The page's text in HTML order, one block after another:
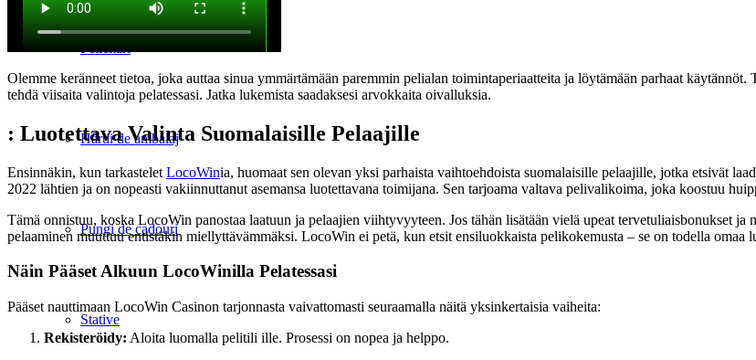
Felicitări
Hârtii de ambalaj
Pungi de cadouri
Stative
Olemme keränneet tietoa, joka auttaa sinua ymmärtämään paremmin pelialan toimintaperiaatteita ja löytämään parhaat
tehdä viisaita valintoja pelatessasi. Jatka lukemista saadaksesi arvokkaita oivalluksia.
: Luotettava Valinta Suomalaisille Pelaajille
Ensinnäkin, kun tarkastelet LocoWinia, huomaat sen olevan yksi parhaista vaihtoehdoista suomalaisille pelaajille, jotka etsivät
2022 lähtien ja on nopeasti vakiinnuttanut asemansa luotettavana toimijana. Sen tarjoama valtava pelivalikoima, joka koostuu
Tämä onnistuu, koska LocoWin panostaa laatuun ja pelaajien viihtyvyyteen. Jos tähän lisätään vielä upeat tervetuliaisbonukset
pelaaminen muuttuu entistäkin miellyttävämmäksi. LocoWin ei petä, kun etsit ensiluokkaista pelikokemusta – se on todella omaa
Näin Pääset Alkuun LocoWinilla Pelatessasi
Pääset nauttimaan LocoWin Casinon tarjonnasta vaivattomasti seuraamalla näitä yksinkertaisia vaiheita:
Rekisteröidy: Aloita luomalla pelitili ille. Prosessi on nopea ja helppo.